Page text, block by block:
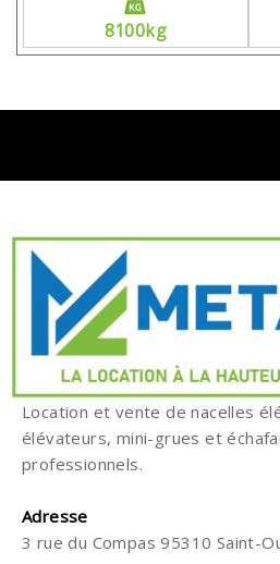
8100kg
Location et vente de nacelles
élévateurs, mini-grues et
professionnels.
Adresse
3 rue du Compas 95310 Saint-